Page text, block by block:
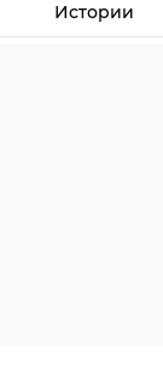
Истории